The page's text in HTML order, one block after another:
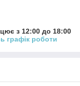
з 12:00 до 18:00
графік роботи